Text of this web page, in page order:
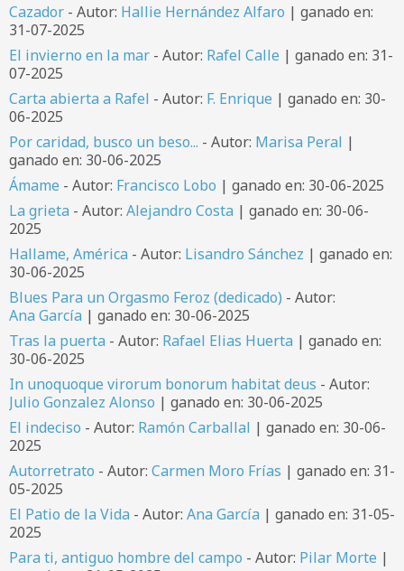
Cazador - Autor: Hallie Hernández Alfaro | ganado en:
31-07-2025
El invierno en la mar - Autor: Rafel Calle | ganado en: 31-
07-2025
Carta abierta a Rafel - Autor: F. Enrique | ganado en: 30-
06-2025
Por caridad, busco un beso... - Autor: Marisa Peral |
ganado en: 30-06-2025
Ámame - Autor: Francisco Lobo | ganado en: 30-06-2025
La grieta - Autor: Alejandro Costa | ganado en: 30-06-
2025
Hallame, América - Autor: Lisandro Sánchez | ganado en:
30-06-2025
Blues Para un Orgasmo Feroz (dedicado) - Autor:
Ana García | ganado en: 30-06-2025
Tras la puerta - Autor: Rafael Elias Huerta | ganado en:
30-06-2025
In unoquoque virorum bonorum habitat deus - Autor:
Julio Gonzalez Alonso | ganado en: 30-06-2025
El indeciso - Autor: Ramón Carballal | ganado en: 30-06-
2025
Autorretrato - Autor: Carmen Moro Frías | ganado en: 31-
05-2025
El Patio de la Vida - Autor: Ana García | ganado en: 31-05-
2025
Para ti, antiguo hombre del campo - Autor: Pilar Morte |